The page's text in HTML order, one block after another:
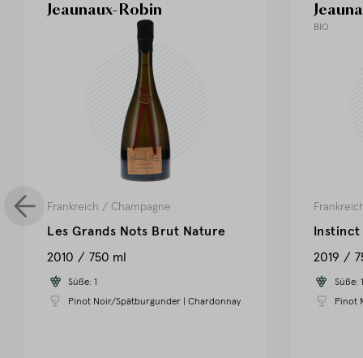
Jeaunaux-Robin
Frankreich / Champagne
Les Grands Nots Brut Nature
2010
750 ml
Süße: 1
Pinot Noir/Spätburgunder | Chardonnay
BIO
2019
Süße: 1
Pinot